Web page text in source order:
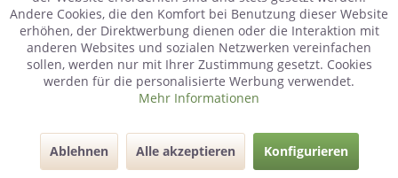
Andere Cookies, die den Komfort bei Benutzung dieser Website
erhöhen, der Direktwerbung dienen oder die Interaktion mit
anderen Websites und sozialen Netzwerken vereinfachen
sollen, werden nur mit Ihrer Zustimmung gesetzt. Cookies
werden für die personalisierte Werbung verwendet.
Mehr Informationen
Ablehnen Alle akzeptieren Konfigurieren